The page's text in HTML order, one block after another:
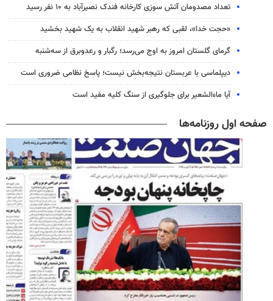
تعداد مصدومان آتش سوزی کارخانه فندک نصیرآباد به ۱۰ نفر رسید
«حجت خدا»، لقبی که رهبر شهید انقلاب به یک شهید بخشید
گرمای گلستان امروز به اوج می‌رسد؛ رگبار و رعدوبرق از سه‌شنبه
دیپلماسی با عربستان نتیجه‌بخش نیست؛ پاسخ نظامی ضروری است
آیا ماءالشعیر برای جلوگیری از سنگ کلیه مفید است
صفحه اول روزنامه‌ها